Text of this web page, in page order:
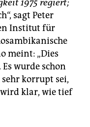
1975 regiert;
sagt Peter
Institut für
meint: „Dies
wurde schon
korrupt sei,
klar, wie tief